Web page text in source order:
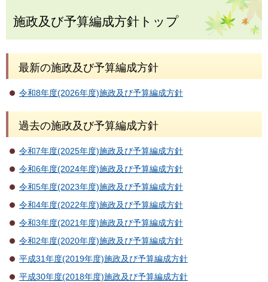
施政及び予算編成方針トップ
最新の施政及び予算編成方針
令和8年度(2026年度)施政及び予算編成方針
過去の施政及び予算編成方針
令和7年度(2025年度)施政及び予算編成方針
令和6年度(2024年度)施政及び予算編成方針
令和5年度(2023年度)施政及び予算編成方針
令和4年度(2022年度)施政及び予算編成方針
令和3年度(2021年度)施政及び予算編成方針
令和2年度(2020年度)施政及び予算編成方針
平成31年度(2019年度)施政及び予算編成方針
平成30年度(2018年度)施政及び予算編成方針